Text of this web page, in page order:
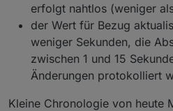
erfolgt nahtlos (weniger
der Wert für Bezug
weniger Sekunden, die
zwischen 1 und 15
Änderungen protokolliert
Kleine Chronologie von heute